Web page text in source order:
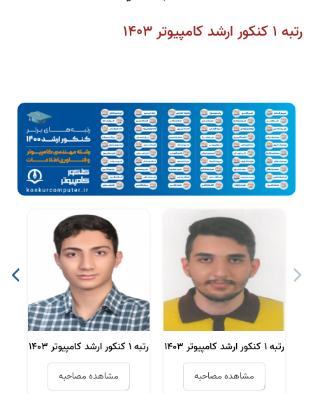
رتبه 1 کنکور ارشد کامپیوتر 1403
رتبه 1 کنکور ارشد کامپیوتر 1403
مشاهده مصاحبه
رتبه 1 کنکور ارشد کامپیوتر 1403
مشاهده مصاحبه